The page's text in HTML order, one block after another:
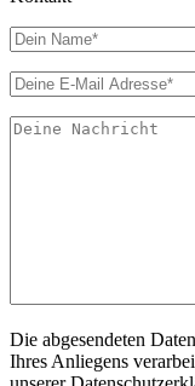
Die abgesendeten
Ihres Anliegens